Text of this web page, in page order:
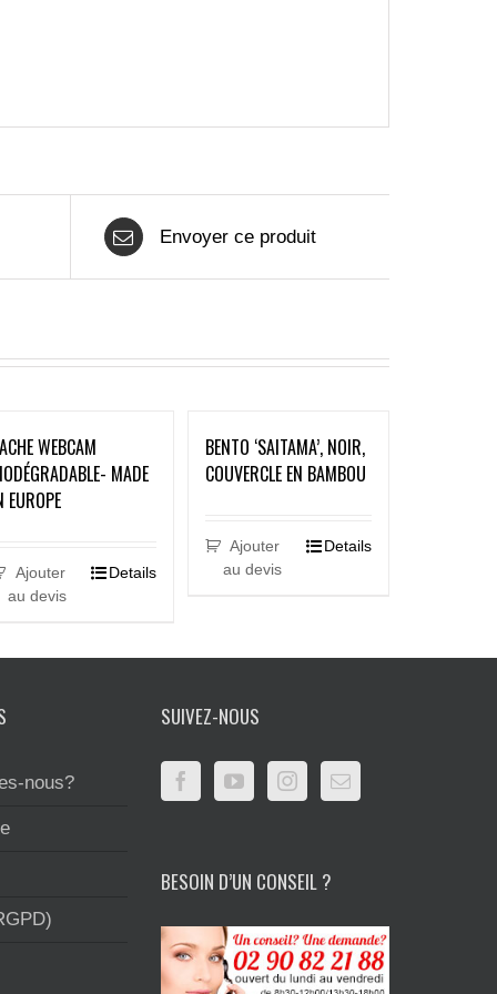
Envoyer ce produit
WEBCAM
MADE
EUROPE
Ajouter
au devis
Details
BENTO ‘SAITAMA’, NOIR,
COUVERCLE EN BAMBOU
Ajouter
au devis
Details
nous?
SUIVEZ-NOUS
BESOIN D’UN CONSEIL ?